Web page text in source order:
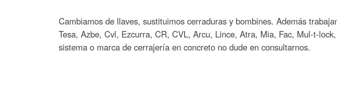
Cambiamos de llaves, sustituimos cerraduras y bombines. Además
Tesa, Azbe, Cvl, Ezcurra, CR, CVL, Arcu, Lince, Atra, Mia, Fac, Mul-t-
sistema o marca de cerrajería en concreto no dude en consultarnos.